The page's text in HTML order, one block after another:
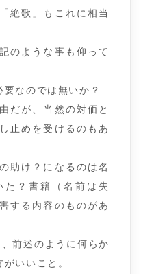
絶歌」もこれに相当
のような事も仰って
要なのでは無いか？
だが、当然の対価と
止めを受けるのもあ
助け？になるのは名
？書籍（名前は失
する内容のものがあ
前述のように何らか
いいこと。